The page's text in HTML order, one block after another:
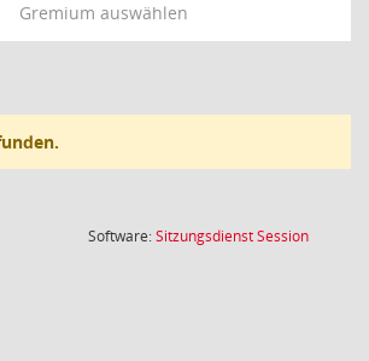
Gremium auswählen
Software:SitzungsdienstSession(Wird in